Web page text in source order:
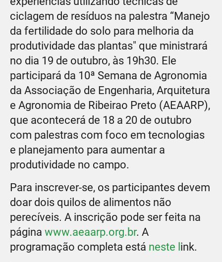
ciclagem de resíduos na palestra “Manejo
da fertilidade do solo para melhoria da
produtividade das plantas" que ministrará
no dia 19 de outubro, às 19h30. Ele
participará da 10ª Semana de Agronomia
da Associação de Engenharia, Arquitetura
e Agronomia de Ribeirao Preto (AEAARP),
que acontecerá de 18 a 20 de outubro
com palestras com foco em tecnologias
e planejamento para aumentar a
produtividade no campo.
Para inscrever-se, os participantes devem
doar dois quilos de alimentos não
perecíveis. A inscrição pode ser feita na
página www.aeaarp.org.br. A
programação completa está neste l ink.